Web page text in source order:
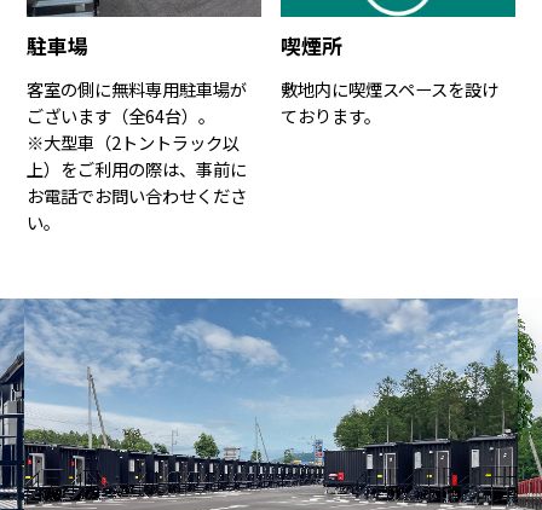
駐車場
客室の側に無料専用駐車場が
ございます（全64台）。
※大型車（2トントラック以
上）をご利用の際は、事前に
お電話でお問い合わせくださ
い。
喫煙所
敷地内に喫煙スペースを設け
ております。